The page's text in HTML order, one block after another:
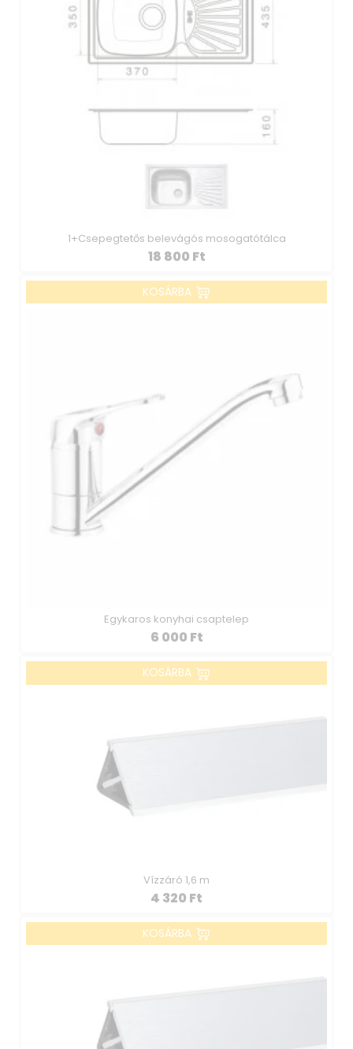
1+Csepegtetős belevágós mosogatótálca
18 800 Ft
KOSÁRBA
Egykaros konyhai csaptelep
6 000 Ft
KOSÁRBA
Vízzáró 1,6 m
4 320 Ft
KOSÁRBA